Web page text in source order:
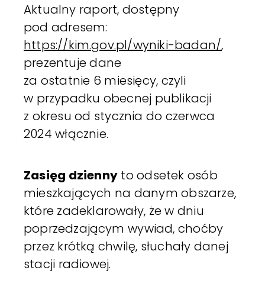
Aktualny raport, dostępny
pod adresem:
https://kim.gov.pl/wyniki-badan/,
prezentuje dane
za ostatnie 6 miesięcy, czyli
w przypadku obecnej publikacji
z okresu od stycznia do czerwca
2024 włącznie.
Zasięg dzienny to odsetek osób
mieszkających na danym obszarze,
które zadeklarowały, że w dniu
poprzedzającym wywiad, choćby
przez krótką chwilę, słuchały danej
stacji radiowej.